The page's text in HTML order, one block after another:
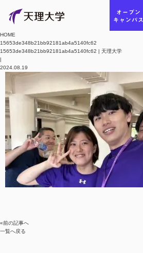
オープン
キャンパス
HOME
15653de348b21bb92181ab4a5140fc62
15653de348b21bb92181ab4a5140fc62 | 天理大学
|
2024.08.19
«前の記事へ
一覧へ戻る